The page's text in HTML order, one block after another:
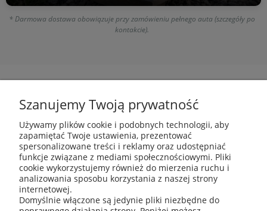
* Darmowa dostawa obowiązuje przy zamówieniu pełnego auta (szczegóły po
kontakcie).
Newsletter
Podaj swój adres e-mail, jeżeli chcesz otrzymywać
informacje o nowościach i promocjach.
Szanujemy Twoją prywatność
Używamy plików cookie i podobnych technologii, aby
zapamiętać Twoje ustawienia, prezentować
spersonalizowane treści i reklamy oraz udostępniać
funkcje związane z mediami społecznościowymi. Pliki
cookie wykorzystujemy również do mierzenia ruchu i
analizowania sposobu korzystania z naszej strony
internetowej.
Domyślnie włączone są jedynie pliki niezbędne do